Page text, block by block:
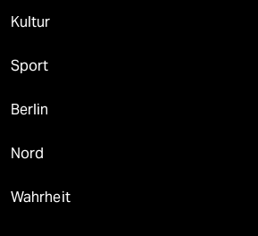
Kultur
Sport
Berlin
Nord
Wahrheit